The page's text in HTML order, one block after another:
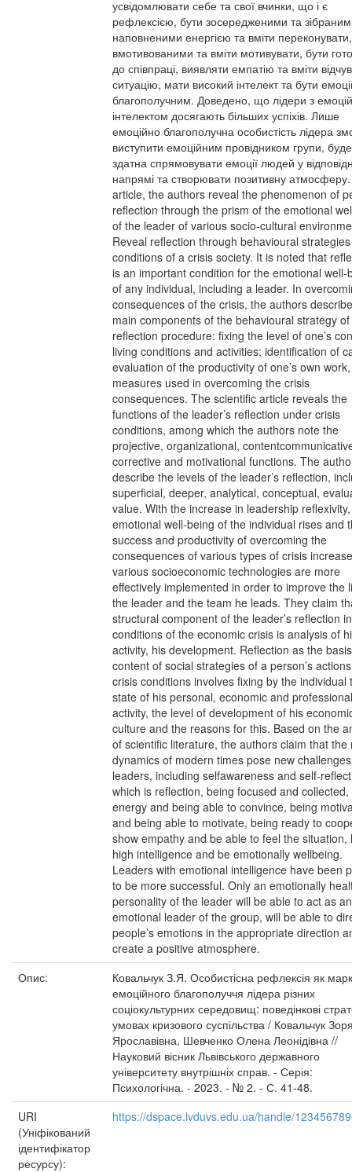
усвідомлювати себе та свої вчинки, що і є
рефлексією, бути зосередженими та
наповненими енергією та вміти
вмотивованими та вміти мотивувати, бути
до співпраці, виявляти емпатію та вміти
ситуацію, мати високий інтелект та бути
благополучним. Доведено, що лідери з
інтелектом досягають більших успіхів. Лише
емоційно благополучна особистість лідера
виступити емоційним провідником групи, буде
здатна спрямовувати емоції людей у
напрямі та створювати позитивну
article, the authors reveal the phenomenon of
reflection through the prism of the emotional
of the leader of various socio-cultural
Reveal reflection through behavioural
conditions of a crisis society. It is noted that
is an important condition for the emotional well-
of any individual, including a leader. In
consequences of the crisis, the authors
main components of the behavioural strategy
reflection procedure: fixing the level of one’s
living conditions and activities; identification of
evaluation of the productivity of one’s own
measures used in overcoming the crisis
consequences. The scientific article reveals the
functions of the leader’s reflection under crisis
conditions, among which the authors note the
projective, organizational,
corrective and motivational functions. The
describe the levels of the leader’s reflection,
superficial, deeper, analytical, conceptual,
value. With the increase in leadership
emotional well-being of the individual rises and
success and productivity of overcoming the
consequences of various types of crisis
various socioeconomic technologies are more
effectively implemented in order to improve the
the leader and the team he leads. They claim
structural component of the leader’s reflection
conditions of the economic crisis is analysis of
activity, his development. Reflection as the
content of social strategies of a person’s
crisis conditions involves fixing by the individual
state of his personal, economic and professional
activity, the level of development of his
culture and the reasons for this. Based on the
of scientific literature, the authors claim that the
dynamics of modern times pose new
leaders, including selfawareness and self-
which is reflection, being focused and collected,
energy and being able to convince, being
and being able to motivate, being ready to
show empathy and be able to feel the situation,
high intelligence and be emotionally wellbeing.
Leaders with emotional intelligence have been
to be more successful. Only an emotionally
personality of the leader will be able to act as an
emotional leader of the group, will be able to
people’s emotions in the appropriate direction
create a positive atmosphere.
Опис:
Ковальчук З.Я. Особистісна рефлексія як
емоційного благополуччя лідера різних
соціокультурних середовищ: поведінкові
умовах кризового суспільства / Ковальчук
Ярославівна, Шевченко Олена Леонідівна //
Науковий вісник Львівського державного
університету внутрішніх справ. - Серія:
Психологічна. - 2023. - № 2. - С. 41-48.
URI
(Уніфікований
ідентифікатор
ресурсу):
https://dspace.lvduvs.edu.ua/handle/